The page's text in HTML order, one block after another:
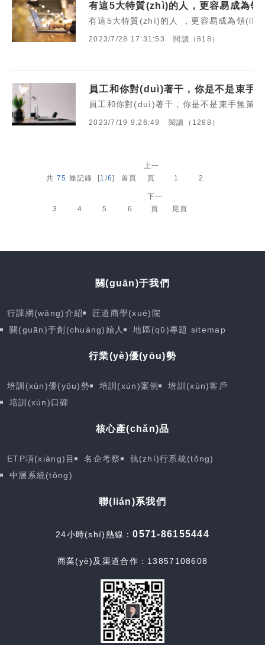
有這5大特質(zhì)的人，更容易成為
有這5大特質(zhì)的人，更容易成為領
2023/7/28 17:31:53 閱讀（818）
員工和你對(duì)著干，你是不是束手無
員工和你對(duì)著干，你是不是束手無策
2023/7/19 9:26:49 閱讀（1288）
共 75 條記錄 [1 /6] 首頁
上一
頁
1 2
3 4 5 6
下一
頁
尾頁
關(guān)于我們
行課網(wǎng)介紹
匠道商學(xué)院
關(guān)于創(chuàng)始人
地區(qū)專題 sitemap
行業(yè)優(yōu)勢
培訓(xùn)優(yōu)勢 培訓(xùn)案例
培訓(xùn)客戶
培訓(xùn)口碑
核心產(chǎn)品
ETP項(xiàng)目 名企考察
執(zhí)行系統(tǒng)
中層系統(tǒng)
聯(lián)系我們
24小時(shí)熱線：0571-86155444
商業(yè)及渠道合作：13857108608